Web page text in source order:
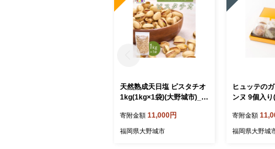
天然熟成天日塩 ピスタチオ
1kg(1kg×1袋)(大野城市)_
天然 熟成 天日塩 おやつ ス
ナック 菓子 風味 コク 大野
寄附金額 11,000円
福岡県大野城市
ヒュッテの
ンヌ 9個入
寄附金額
福岡県大野城